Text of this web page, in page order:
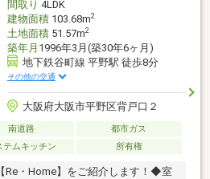
間取り 4LDK
建物面積103.68m2
土地面積51.57m2
築年月 1996年3月(築30年6ヶ月)
地下鉄谷町線 平野駅 徒歩8分
その他の交通
大阪府大阪市平野区背戸口２
南道路
都市ガス
テムキッチン 所有権
・Home】をご紹介します！◆室